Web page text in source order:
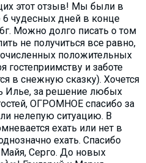
этот отзыв! Мы были в
чудесных дней в конце
Можно долго писать о том
не получиться все равно,
положительных
гостеприимству и заботе
в снежную сказку). Хочется
Илье, за решение любых
ОГРОМНОЕ спасибо за
нелепую ситуацию. В
ехать или нет в
ехать. Спасибо
Серго. До новых